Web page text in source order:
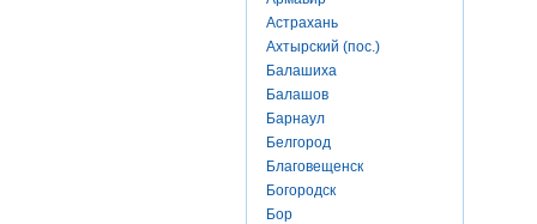
Астрахань
Ахтырский (пос.)
Балашиха
Балашов
Барнаул
Белгород
Благовещенск
Богородск
Бор